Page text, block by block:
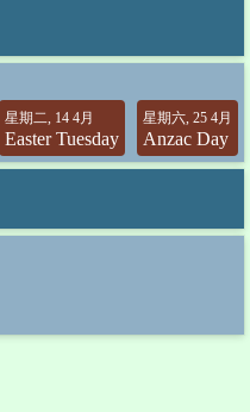
星期二, 14 4月
Easter Tuesday
星期六, 25 4月
Anzac Day